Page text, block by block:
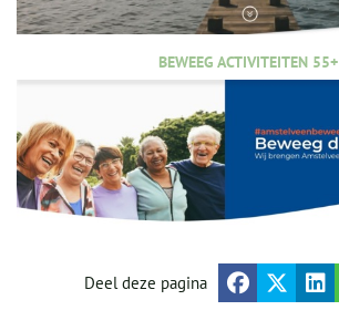
BEWEEG ACTIVITEITEN 55+
Deel deze pagina